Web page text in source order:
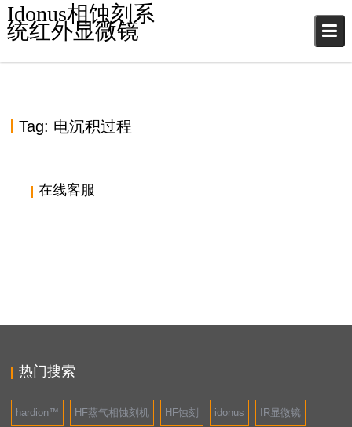
S
p
Idonus相蚀刻系
统红外显微镜
Tag: 电沉积过程
在线客服
热门搜索
hardion™ HF蒸气相蚀刻机 HF蚀刻 idonus IR显微镜